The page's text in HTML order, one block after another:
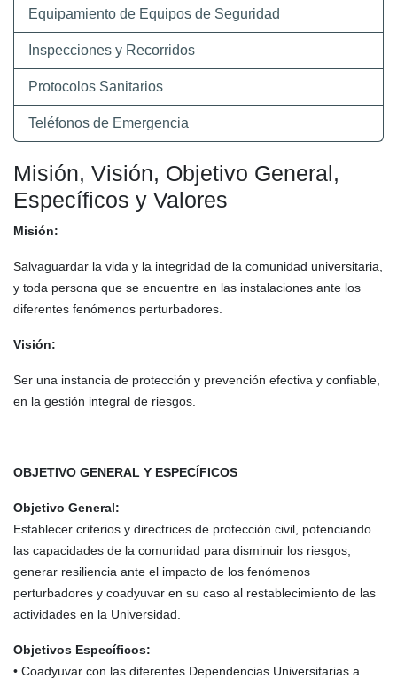
Equipamiento de Equipos de Seguridad
Inspecciones y Recorridos
Protocolos Sanitarios
Teléfonos de Emergencia
Misión, Visión, Objetivo General,
Específicos y Valores
Misión:
Salvaguardar la vida y la integridad de la comunidad universitaria,
y toda persona que se encuentre en las instalaciones ante los
diferentes fenómenos perturbadores.
Visión:
Ser una instancia de protección y prevención efectiva y confiable,
en la gestión integral de riesgos.
OBJETIVO GENERAL Y ESPECÍFICOS
Objetivo General:
Establecer criterios y directrices de protección civil, potenciando
las capacidades de la comunidad para disminuir los riesgos,
generar resiliencia ante el impacto de los fenómenos
perturbadores y coadyuvar en su caso al restablecimiento de las
actividades en la Universidad.
Objetivos Específicos:
• Coadyuvar con las diferentes Dependencias Universitarias a